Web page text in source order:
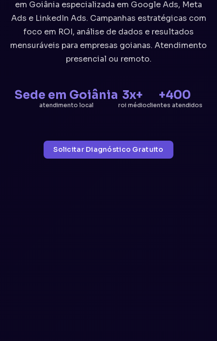
em Goiânia especializada em Google Ads, Meta
Ads e LinkedIn Ads. Campanhas estratégicas com
foco em ROI, análise de dados e resultados
mensuráveis para empresas goianas. Atendimento
presencial ou remoto.
Sede em Goiânia
atendimento local
3x+
roi médio
+400
clientes atendidos
Solicitar Diagnóstico Gratuito